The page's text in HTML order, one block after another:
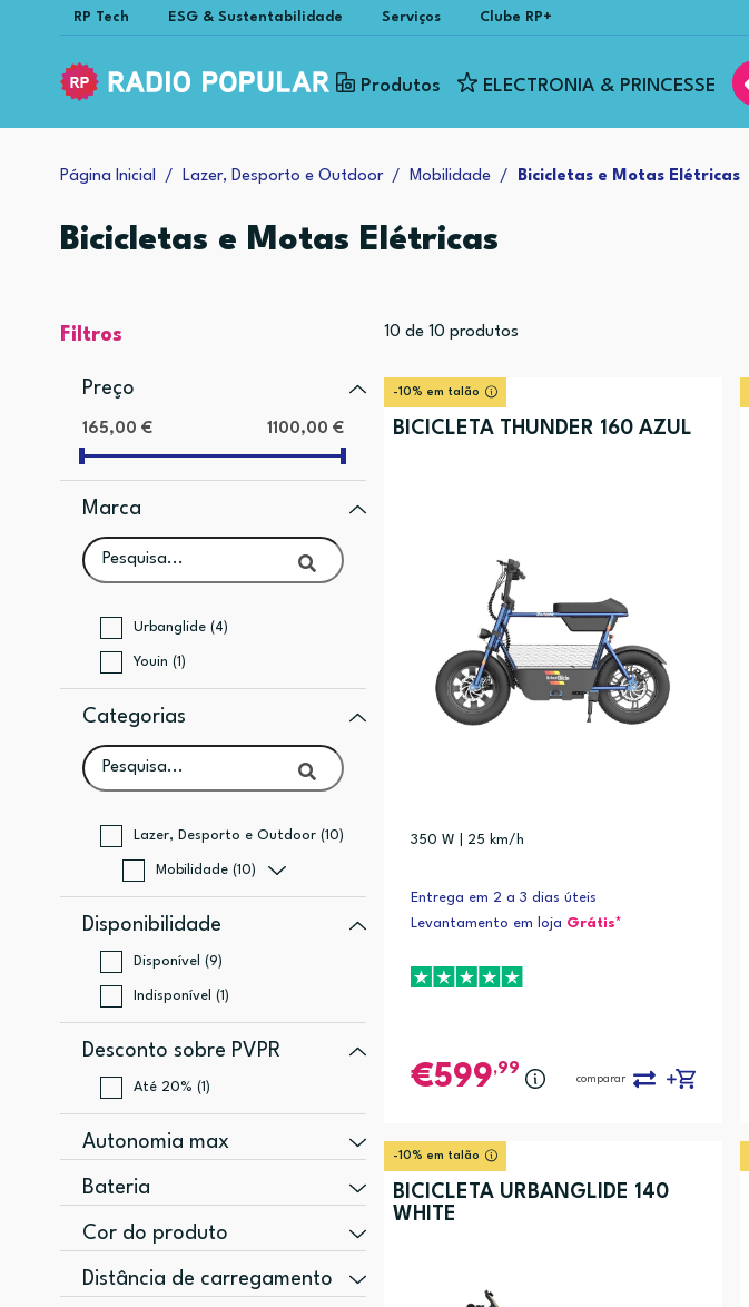
RP Tech ESG & Sustentabilidade Serviços Clube RP+
Produtos ELECTRONIA & PRINCESSE
Página Inicial Lazer, Desporto e Outdoor Mobilidade Bicicletas e Motas Elétricas
Bicicletas e Motas Elétricas
Filtros
Preço
165,00 € 1100,00 €
Marca
Urbanglide (4)
Youin (1)
Categorias
Lazer, Desporto e Outdoor (10)
Mobilidade (10)
Disponibilidade
Disponível (9)
Indisponível (1)
Desconto sobre PVPR
Até 20% (1)
Autonomia max
20 km (2)
45 km (1)
Bateria
7,8 Ah (2)
Cor do produto
Azul (2)
Distância de carregamento
10 de 10 produtos
-10% em talão
BICICLETA THUNDER 160 AZUL
350 W | 25 km/h
Entrega em 2 a 3 dias úteis
Levantamento em loja Grátis*
599,99
comparar
-10% em talão
BICICLETA URBANGLIDE 140
WHITE